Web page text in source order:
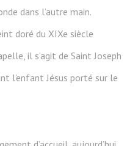
dans l’autre main.
doré du XIXe siècle
il s’agit de Saint Joseph
l’enfant Jésus porté sur le